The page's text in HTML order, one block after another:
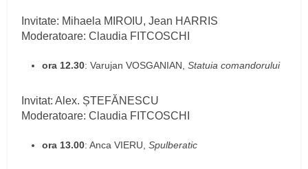
Invitate: Mihaela MIROIU, Jean HARRIS
Moderatoare: Claudia FITCOSCHI
ora 12.30: Varujan VOSGANIAN,Statuia comandorului
Invitat: Alex. ȘTEFĂNESCU
Moderatoare: Claudia FITCOSCHI
ora 13.00: Anca VIERU,Spulberatic